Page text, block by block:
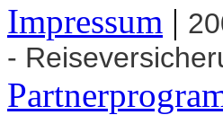
Impressum |
-